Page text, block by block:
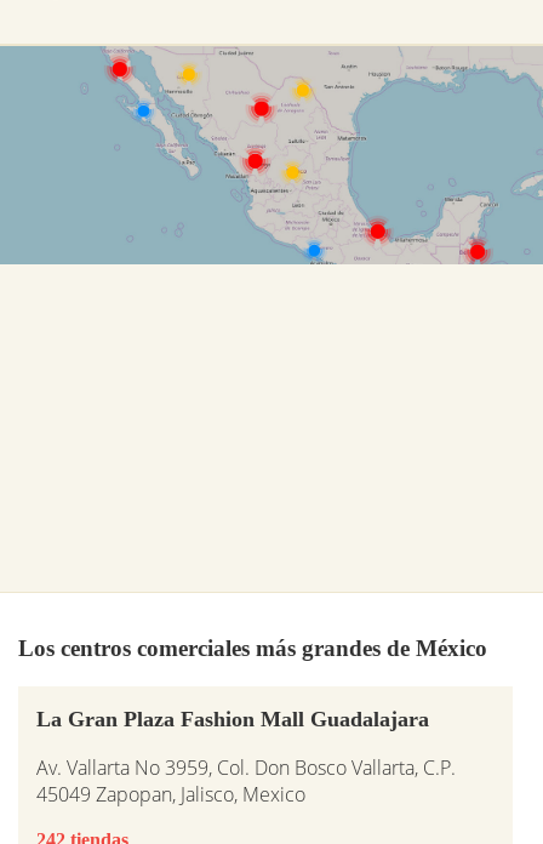
Los centros comerciales más grandes de México
La Gran Plaza Fashion Mall Guadalajara
Av. Vallarta No 3959, Col. Don Bosco Vallarta, C.P.
45049 Zapopan, Jalisco, Mexico